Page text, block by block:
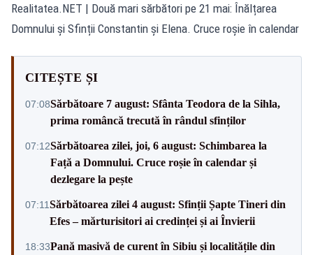
Realitatea.NET | Două mari sărbători pe 21 mai: Înălțarea
Domnului și Sfinții Constantin și Elena. Cruce roșie în calendar
CITEȘTE ȘI
07:08Sărbătoare 7 august: Sfânta Teodora de la Sihla,
prima româncă trecută în rândul sfinților
07:12Sărbătoarea zilei, joi, 6 august: Schimbarea la
Față a Domnului. Cruce roșie în calendar și
dezlegare la pește
07:11Sărbătoarea zilei 4 august: Sfinții Șapte Tineri din
Efes – mărturisitori ai credinței și ai Învierii
18:33Pană masivă de curent în Sibiu și localitățile din